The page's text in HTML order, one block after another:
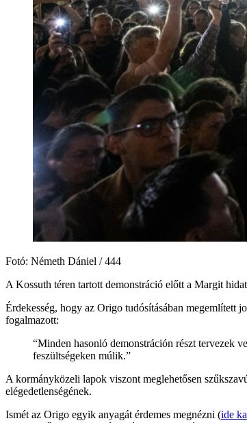
Fotó: Németh Dániel / 444
A Kossuth téren tartott demonstráció előtt a Margit
Érdekesség, hogy az Origo tudósításában megemlített
fogalmazott:
“Minden hasonló demonstráción részt tervezek
feszültségeken múlik.”
A kormányközeli lapok viszont meglehetősen
elégedetlenségének.
Ismét az Origo egyik anyagát érdemes megnézni (ide